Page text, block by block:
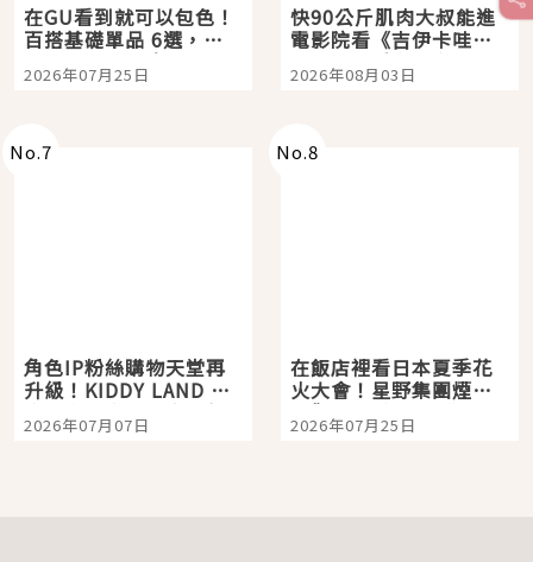
在GU看到就可以包色！
百搭基礎單品 6選，閉
眼全收也不心疼
2026年07月25日
快90公斤肌肉大叔能進
電影院看《吉伊卡哇》
嗎？日本重金屬樂團
「打首」會長與nagano
2026年08月03日
No.7
角色IP粉絲購物天堂再
升級！KIDDY LAND 原
宿店吉伊卡哇迎客，新
開幕 OMOKADO 店3分
2026年07月07日
No.8
在飯店裡看日本夏季花
火大會！星野集團煙火
景觀飯店6選，讓你不用
人擠人悠閒欣賞
2026年07月25日